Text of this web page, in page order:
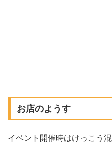
お店のようす
イベント開催時はけっこう